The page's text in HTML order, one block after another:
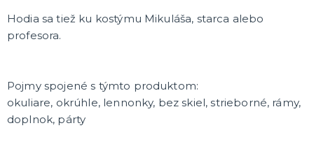
Falošné úrazy
Zvieratká
ĎALŠIE KATEGÓRIE
Hodia sa tiež ku kostýmu Mikuláša, starca alebo
profesora.
Pojmy spojené s týmto produktom:
okuliare, okrúhle, lennonky, bez skiel, strieborné, rámy,
doplnok, párty